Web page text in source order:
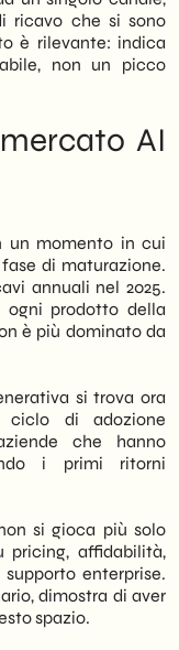
ricavo che si sono
è rilevante: indica
non un picco
AI
un momento in cui
di maturazione.
annuali nel 2025.
ogni prodotto della
è più dominato da
si trova ora
ciclo di adozione
che hanno
i primi ritorni
si gioca più solo
pricing, affidabilità,
enterprise.
dimostra di aver
spazio.